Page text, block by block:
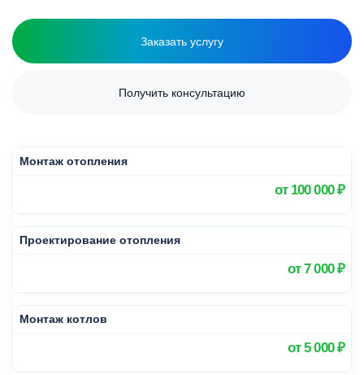
Заказать услугу
Получить консультацию
Монтаж отопления
от100 000 ₽
Проектирование отопления
от7 000 ₽
Монтаж котлов
от5 000 ₽